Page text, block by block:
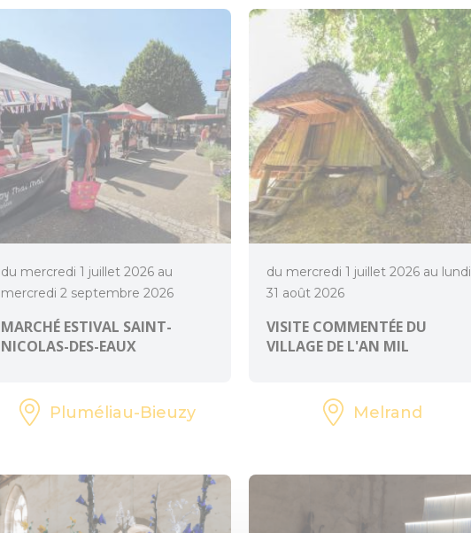
du mercredi 1 juillet 2026 au
mercredi 2 septembre 2026
MARCHÉ ESTIVAL SAINT-
NICOLAS-DES-EAUX
Pluméliau-Bieuzy
du mercredi 1 juillet 2026 au lundi
31 août 2026
VISITE COMMENTÉE DU
VILLAGE DE L'AN MIL
Melrand